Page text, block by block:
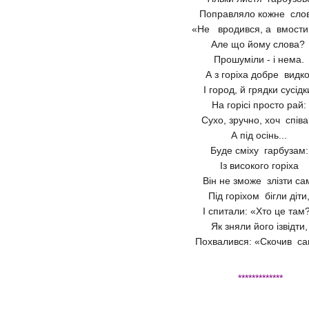
Поправляло кожне
«Не вродився, а
Але що йому слова?
Прошуміли - і нема.
А з горіха добре видко
І город, й грядки
На горісі просто рай:
Сухо, зручно, хоч
А під осінь...
Буде сміху гарбузам:
Із високого горіха
Він не зможе злізти
Під горіхом бігли діти,
І спитали: «Хто це
Як зняли його ізвідти,
Похвалився: «Скочив
*************